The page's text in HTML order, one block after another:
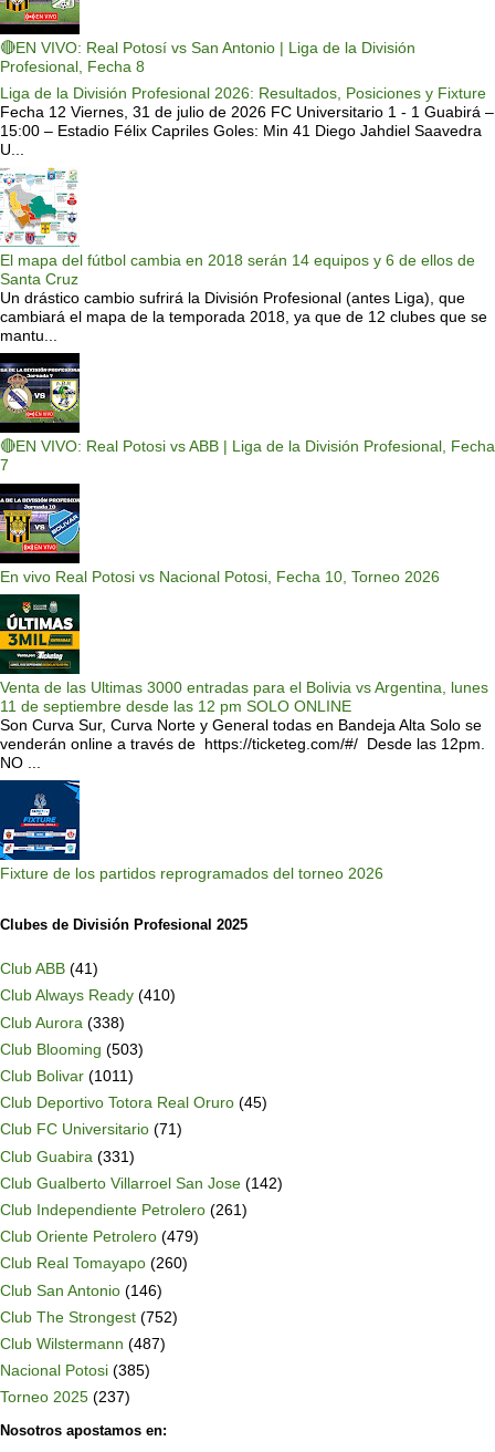
🔴EN VIVO: Real Potosí vs San Antonio | Liga de la División
Profesional, Fecha 8
Liga de la División Profesional 2026: Resultados, Posiciones y Fixture
Fecha 12 Viernes, 31 de julio de 2026 FC Universitario 1 - 1 Guabirá –
15:00 – Estadio Félix Capriles Goles: Min 41 Diego Jahdiel Saavedra
U...
El mapa del fútbol cambia en 2018 serán 14 equipos y 6 de ellos de
Santa Cruz
Un drástico cambio sufrirá la División Profesional (antes Liga), que
cambiará el mapa de la temporada 2018, ya que de 12 clubes que se
mantu...
🔴EN VIVO: Real Potosi vs ABB | Liga de la División Profesional, Fecha
7
En vivo Real Potosi vs Nacional Potosi, Fecha 10, Torneo 2026
Venta de las Ultimas 3000 entradas para el Bolivia vs Argentina, lunes
11 de septiembre desde las 12 pm SOLO ONLINE
Son Curva Sur, Curva Norte y General todas en Bandeja Alta Solo se
venderán online a través de https://ticketeg.com/#/ Desde las 12pm.
NO ...
Fixture de los partidos reprogramados del torneo 2026
Clubes de División Profesional 2025
Club ABB (41)
Club Always Ready (410)
Club Aurora (338)
Club Blooming (503)
Club Bolivar (1011)
Club Deportivo Totora Real Oruro (45)
Club FC Universitario (71)
Club Guabira (331)
Club Gualberto Villarroel San Jose (142)
Club Independiente Petrolero (261)
Club Oriente Petrolero (479)
Club Real Tomayapo (260)
Club San Antonio (146)
Club The Strongest (752)
Club Wilstermann (487)
Nacional Potosi (385)
Torneo 2025 (237)
Nosotros apostamos en: